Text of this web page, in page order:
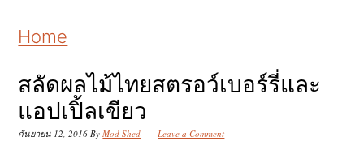
k
p
t
k
p
t
k
p
t
Home
สลัดผลไม้ไทยสตรอว์เบอร์รี่และ
แอปเปิ้ลเขียว
กันยายน 12, 2016 ByMod Shed Leave a Comment